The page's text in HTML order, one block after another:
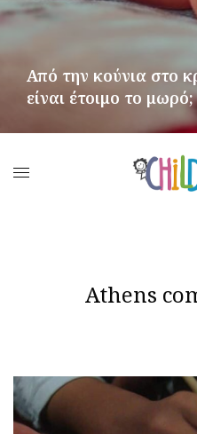
Από την κούνια στο
είναι έτοιμο το μωρό;
Athens